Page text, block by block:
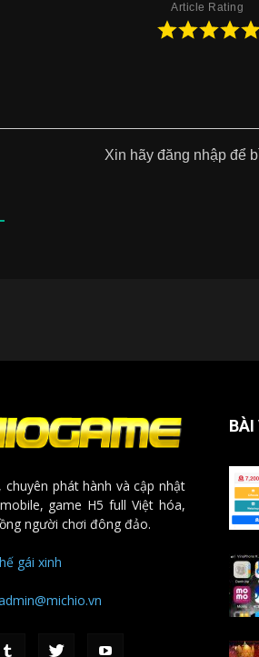
Article Rating
Xin hãy đăng nhập để
chuyên phát hành và cập nhật
game H5 full Việt hóa,
người chơi đông đảo.
gái xinh
BÀI